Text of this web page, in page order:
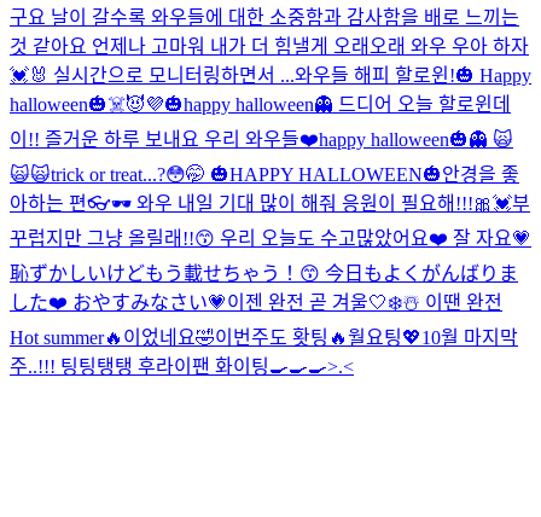
구요 날이 갈수록 와우들에 대한 소중함과 감사함을 배로 느끼는
것 같아요 언제나 고마워 내가 더 힘낼게 오래오래 와우 우아 하자
💓🐰 실시간으로 모니터링하면서 ...와우들 해피 할로윈!🎃 Happy
halloween🎃☠️😈💜🎃happy halloween👻 드디어 오늘 할로윈데
이!! 즐거운 하루 보내요 우리 와우들❤️happy halloween🎃👻 🙀
🙀🙀trick or treat...?😳🤭 🎃HAPPY HALLOWEEN🎃안경을 좋
아하는 편👓🕶 와우 내일 기대 많이 해줘 응원이 필요해!!!🎀💓부
꾸럽지만 그냥 올릴래!!😙 우리 오늘도 수고많았어요❤️ 잘 자요💗
恥ずかしいけどもう載せちゃう！😙 今日もよくがんばりま
した❤️ おやすみなさい💗이젠 완전 곧 겨울🤍❄️☃️ 이땐 완전
Hot summer🔥이었네요🤣이번주도 홧팅🔥월요팅💖10월 마지막
주..!!! 팅팅탱탱 후라이팬 화이팅🍳🍳🍳>.<